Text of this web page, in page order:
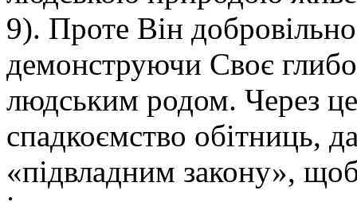
9). Проте Він
демонструючи Своє
людським родом. Через
спадкоємство обітниць,
«підвладним закону»,